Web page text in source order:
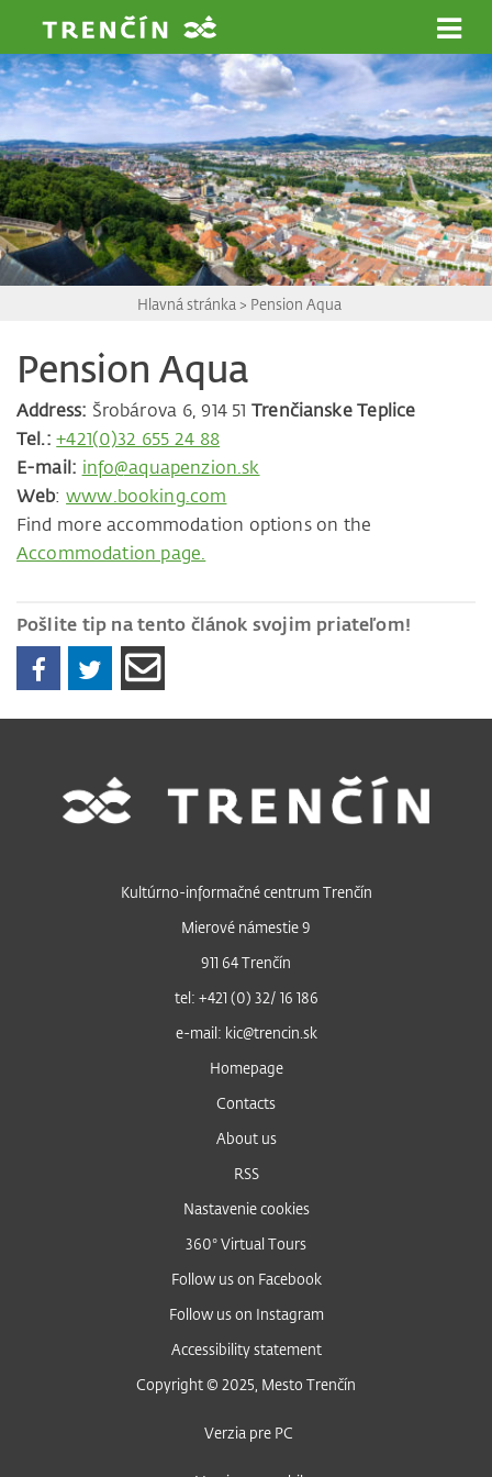
Hlavná stránka > Pension Aqua
Pension Aqua
Address: Šrobárova 6, 914 51Trenčianske Teplice
Tel.: +421(0)32 655 24 88
E-mail: info@aquapenzion.sk
Web:www.booking.com
Find more accommodation options on the
Accommodation page.
Pošlite tip na tento článok svojim priateľom!
Kultúrno-informačné centrum Trenčín
Mierové námestie 9
911 64 Trenčín
tel: +421 (0) 32/ 16 186
e-mail: kic@trencin.sk
Homepage
Contacts
About us
RSS
Nastavenie cookies
360° Virtual Tours
Follow us on Facebook
Follow us on Instagram
Accessibility statement
Copyright © 2025, Mesto Trenčín
Verzia pre PC